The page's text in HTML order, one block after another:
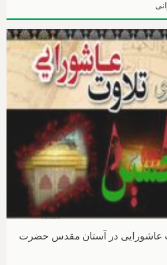
محتوای ویژه
عاشورایی در آستان مقدس حضرت